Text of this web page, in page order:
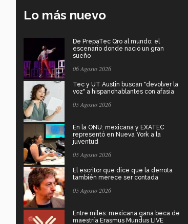
Lo más nuevo
De PrepaTec Qro al mundo: el
escenario donde nació un gran
sueño
06 Agosto 2026
Tec y UT Austin buscan "devolver la
voz" a hispanohablantes con afasia
05 Agosto 2026
En la ONU: mexicana y EXATEC
representó en Nueva York a la
juventud
05 Agosto 2026
El escritor que dice que la derrota
también merece ser contada
05 Agosto 2026
Entre miles: mexicana gana beca de
maestría Erasmus Mundus LIVE